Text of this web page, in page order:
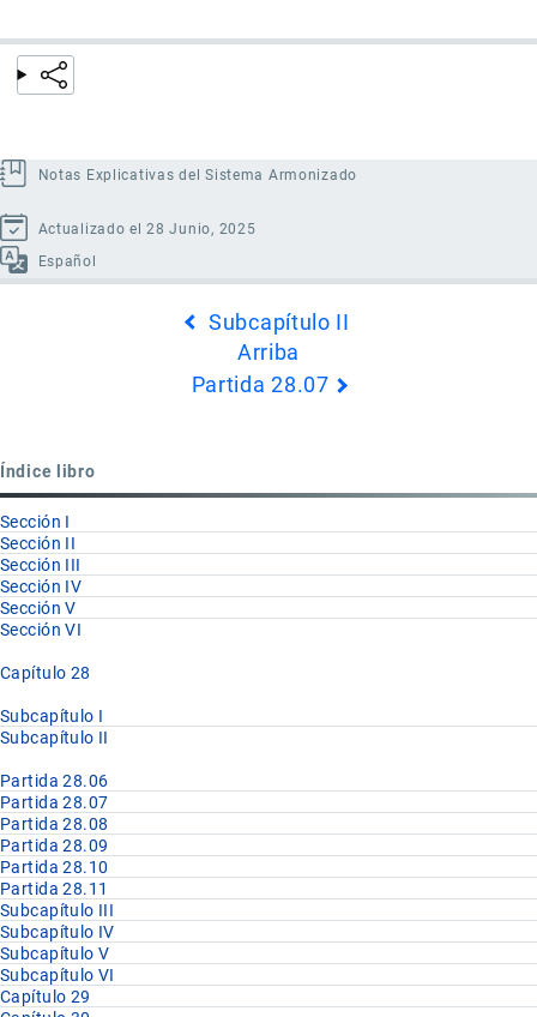
Notas Explicativas del Sistema Armonizado
Actualizado el 28 Junio, 2025
Español
Subcapítulo II
Arriba
Partida 28.07
Índice libro
Sección I
Sección II
Sección III
Sección IV
Sección V
Sección VI
Capítulo 28
Subcapítulo I
Subcapítulo II
Partida 28.06
Partida 28.07
Partida 28.08
Partida 28.09
Partida 28.10
Partida 28.11
Subcapítulo III
Subcapítulo IV
Subcapítulo V
Subcapítulo VI
Capítulo 29